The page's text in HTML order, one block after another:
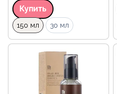
Купить
Объем
150 мл 30 мл